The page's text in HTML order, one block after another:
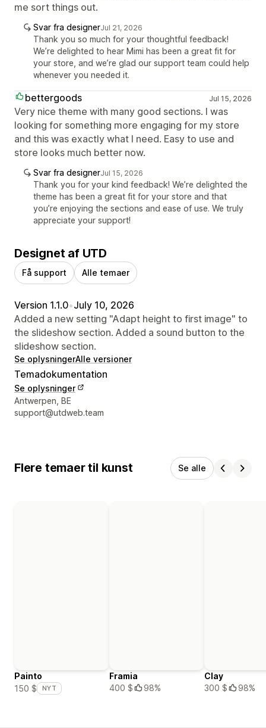
me sort things out.
Svar fra designerJul 21, 2026
Thank you so much for your thoughtful feedback!
We’re delighted to hear Mimi has been a great fit for
your store, and we’re glad our support team could help
whenever you needed it.
bettergoods Jul 15, 2026
Very nice theme with many good sections. I was
looking for something more engaging for my store
and this was exactly what I need. Easy to use and
store looks much better now.
Svar fra designerJul 15, 2026
Thank you for your kind feedback! We’re delighted the
theme has been a great fit for your store and that
you’re enjoying the sections and ease of use. We truly
appreciate your support!
Designet af UTD
Få support Alle temaer
Version 1.1.0•July 10, 2026
Added a new setting "Adapt height to first image" to
the slideshow section. Added a sound button to the
slideshow section.
Se oplysningerAlle versioner
Temadokumentation
Se oplysninger
Se kontaktoplysninger
Antwerpen, BE
support@utdweb.team
Flere temaer til kunst Se alle
Painto
150 $
NYT
Framia
400 $
98%
Clay
300 $
98%